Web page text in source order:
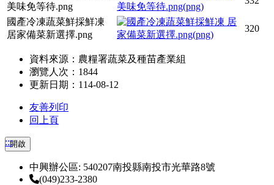
美味免等待.png
國產冷凍蔬菜鮮採鮮凍
居家備菜新選擇.png
320
資料來源：農糧署蔬菜及種苗產業組
瀏覽人次：1844
更新日期：114-08-12
友善列印
回上頁
:::開啟
中興辦公區: 540207南投縣南投市光華路8號
(049)233-2380